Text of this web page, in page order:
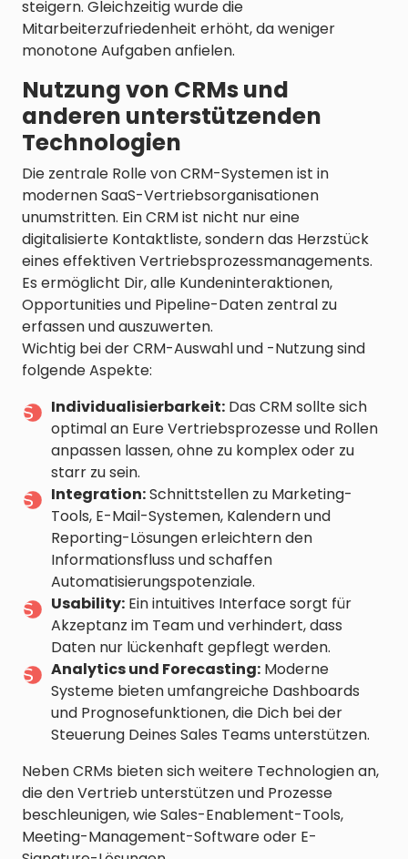
steigern. Gleichzeitig wurde die
Mitarbeiterzufriedenheit erhöht, da weniger
monotone Aufgaben anfielen.
Nutzung von CRMs und
anderen unterstützenden
Technologien
Die zentrale Rolle von CRM-Systemen ist in
modernen SaaS-Vertriebsorganisationen
unumstritten. Ein CRM ist nicht nur eine
digitalisierte Kontaktliste, sondern das Herzstück
eines effektiven Vertriebsprozessmanagements.
Es ermöglicht Dir, alle Kundeninteraktionen,
Opportunities und Pipeline-Daten zentral zu
erfassen und auszuwerten.
Wichtig bei der CRM-Auswahl und -Nutzung sind
folgende Aspekte:
Individualisierbarkeit: Das CRM sollte sich
optimal an Eure Vertriebsprozesse und Rollen
anpassen lassen, ohne zu komplex oder zu
starr zu sein.
Integration:Schnittstellen zu Marketing-
Tools, E-Mail-Systemen, Kalendern und
Reporting-Lösungen erleichtern den
Informationsfluss und schaffen
Automatisierungspotenziale.
Usability: Ein intuitives Interface sorgt für
Akzeptanz im Team und verhindert, dass
Daten nur lückenhaft gepflegt werden.
Analytics und Forecasting: Moderne
Systeme bieten umfangreiche Dashboards
und Prognosefunktionen, die Dich bei der
Steuerung Deines Sales Teams unterstützen.
Neben CRMs bieten sich weitere Technologien an,
die den Vertrieb unterstützen und Prozesse
beschleunigen, wie Sales-Enablement-Tools,
Meeting-Management-Software oder E-